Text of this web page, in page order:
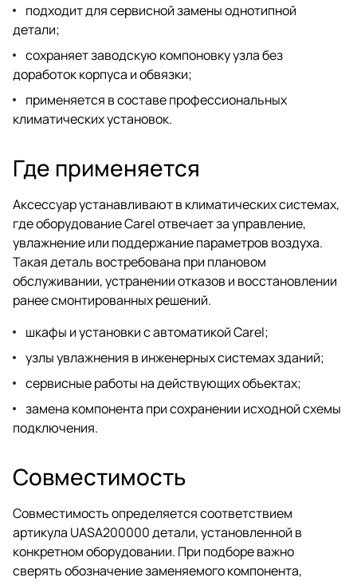
подходит для сервисной замены однотипной
детали;
сохраняет заводскую компоновку узла без
доработок корпуса и обвязки;
применяется в составе профессиональных
климатических установок.
Где применяется
Аксессуар устанавливают в климатических системах,
где оборудование Carel отвечает за управление,
увлажнение или поддержание параметров воздуха.
Такая деталь востребована при плановом
обслуживании, устранении отказов и восстановлении
ранее смонтированных решений.
шкафы и установки с автоматикой Carel;
узлы увлажнения в инженерных системах зданий;
сервисные работы на действующих объектах;
замена компонента при сохранении исходной схемы
подключения.
Совместимость
Совместимость определяется соответствием
артикула UASA200000 детали, установленной в
конкретном оборудовании. При подборе важно
сверять обозначение заменяемого компонента,